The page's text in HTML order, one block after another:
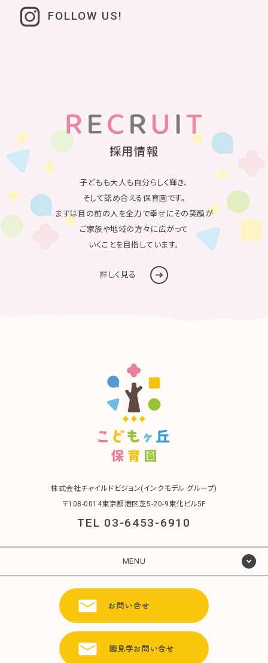
FOLLOW US!
採用情報
子どもも大人も自分らしく輝き、
そして認め合える保育園です。
まずは目の前の人を全力で幸せにその笑顔が
ご家族や地域の方々に広がって
いくことを目指しています。
詳しく見る
株式会社チャイルドビジョン(インクモデル グループ)
〒108-0014東京都港区芝5-20-9東化ビル5F
TEL 03-6453-6910
MENU